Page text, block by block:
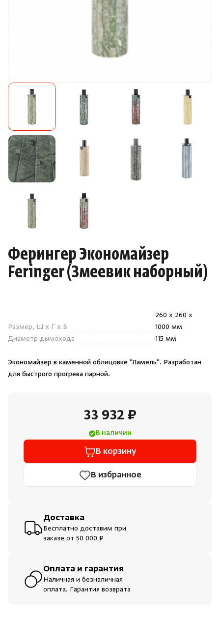
Запчасти
Отопление
Для хаммама
Аксессуары для печей
Ароматы
Душевые поддоны и системы слива
Интерьер
Пародушевые
Краны
Ферингер Экономайзер
Feringer(Змеевик наборный)
Размер, Ш x Г x В
260 x 260 x
1000 мм
Диаметр дымохода
115 мм
Экономайзер в каменной облицовке "Ламель". Разработан
для быстрого прогрева парной.
33 932 ₽
В наличии
В корзину
В избранное
Доставка
Бесплатно доставим при
заказе от 50 000 ₽
Оплата и гарантия
Наличная и безналичная
оплата. Гарантия возврата